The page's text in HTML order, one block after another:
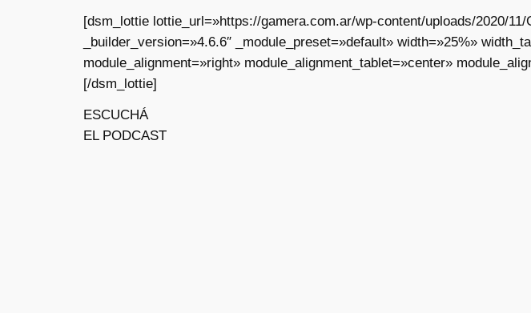
[dsm_lottie lottie_url=»https://gamera.com.ar/wp-content/uploads/2020/
_builder_version=»4.6.6″ _module_preset=»default» width=»25%»
module_alignment=»right» module_alignment_tablet=»center»
[/dsm_lottie]
ESCUCHÁ
EL PODCAST